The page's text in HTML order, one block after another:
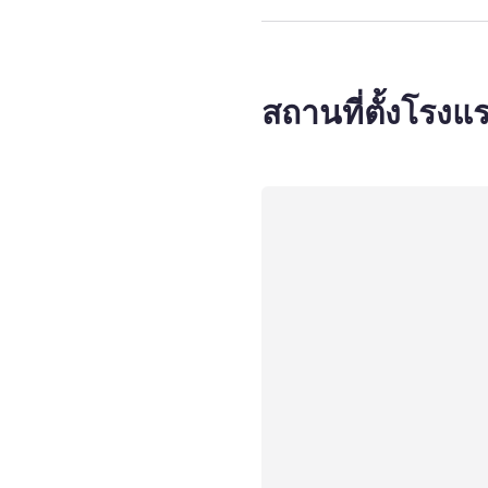
สถานที่ตั้งโรงแ